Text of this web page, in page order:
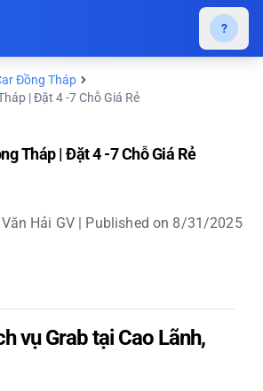
?
Đồng Tháp
| Đặt 4 -7 Chỗ Giá Rẻ
Tháp | Đặt 4 -7 Chỗ Giá Rẻ
Hải GV | Published on 8/31/2025
vụ Grab tại Cao Lãnh,